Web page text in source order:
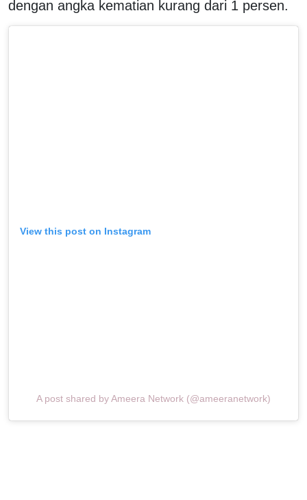
dengan angka kematian kurang dari 1 persen.
View this post on Instagram
A post shared by Ameera Network (@ameeranetwork)